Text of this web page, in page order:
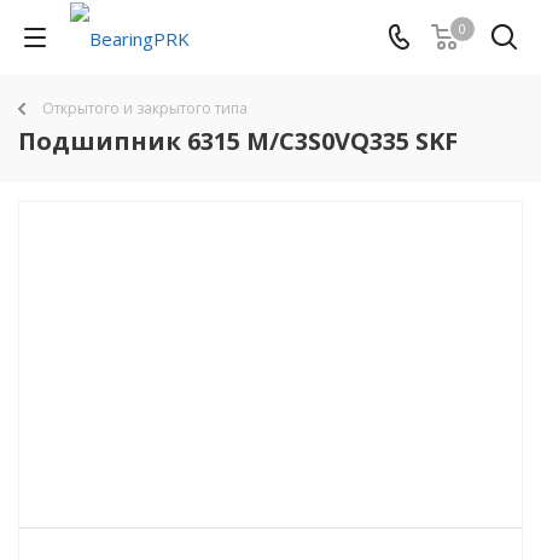
0
Открытого и закрытого типа
Подшипник 6315 M/C3S0VQ335 SKF